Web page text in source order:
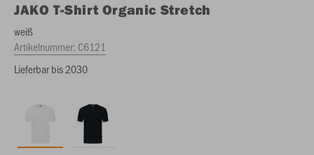
JAKO T-Shirt Organic Stretch
weiß
Artikelnummer: C6121
Lieferbar bis 2030